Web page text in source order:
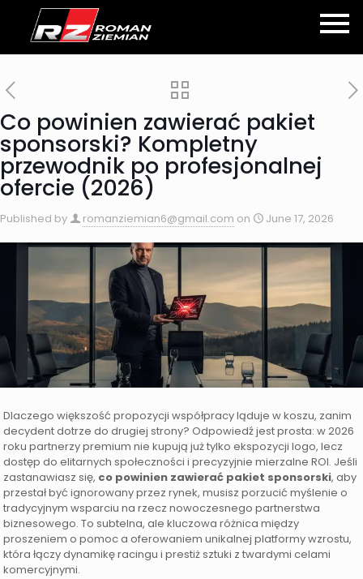
Co powinien zawierać pakiet
sponsorski? Kompletny
przewodnik po profesjonalnej
ofercie (2026)
Published by romanziemian6@gmail.com on June 17, 2026
Dlaczego większość propozycji współpracy ląduje w koszu, zanim
decydent dotrze do drugiej strony? Odpowiedź jest prosta: w 2026
roku partnerzy premium nie kupują już tylko ekspozycji logo, lecz
dostęp do elitarnych społeczności i precyzyjnie mierzalne ROI. Jeśli
zastanawiasz się, co powinien zawierać pakiet sponsorski, aby
przestał być ignorowany przez rynek, musisz porzucić myślenie o
tradycyjnym wsparciu na rzecz nowoczesnego partnerstwa
biznesowego. To subtelna, ale kluczowa różnica między
proszeniem o pomoc a oferowaniem unikalnej platformy wzrostu,
która łączy dynamikę racingu i prestiż sztuki z twardymi celami
komercyjnymi.